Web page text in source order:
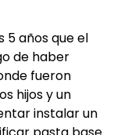
5 años que el
de haber
fueron
hijos y un
instalar un